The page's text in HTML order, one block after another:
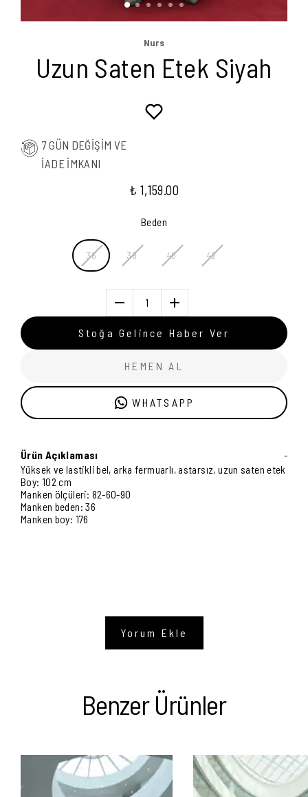
Nurs
Uzun Saten Etek Siyah
7 GÜN DEĞİŞİM VE
İADE İMKANI
₺ 1,159.00
Beden
36 38 40 42
1
Stoğa Gelince Haber Ver
HEMEN AL
WHATSAPP
Ürün Açıklaması
-
Yüksek ve lastikli bel, arka fermuarlı, astarsız, uzun saten etek
Boy: 102 cm
Manken ölçüleri: 82-60-90
Manken beden: 36
Manken boy: 176
Yorum Ekle
Benzer Ürünler